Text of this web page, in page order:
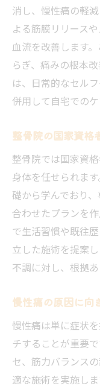
消し、慢性痛の軽
よる筋膜リリース
血流を改善します
らぎ、痛みの根本
は、日常的なセル
併用して自宅での
整骨院の国家資格
整骨院では国家資
身体を任せられま
礎から学んでおり
合わせたプランを
で生活習慣や既往
立した施術を提案
不調に対し、根拠
慢性痛の原因に向
慢性痛は単に症状
チすることが重要
セ、筋力バランス
適な施術を実施し